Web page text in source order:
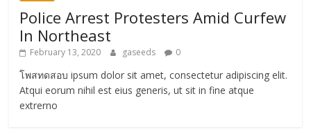
Police Arrest Protesters Amid Curfew
In Northeast
February 13, 2020 gaseeds 0
โพสทดสอบ ipsum dolor sit amet, consectetur adipiscing elit.
Atqui eorum nihil est eius generis, ut sit in fine atque
extrerno